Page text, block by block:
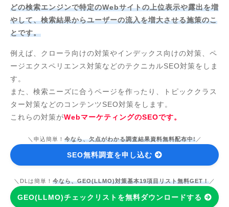
どの検索エンジンで特定のWebサイトの上位表示や露出を増
やして、検索結果からユーザーの流入を増大させる施策のこ
とです。
例えば、クローラ向けの対策やインデックス向けの対策、ペ
ージエクスペリエンス対策などのテクニカルSEO対策をしま
す。
また、検索ニーズに合うページを作ったり、トピッククラス
ター対策などのコンテンツSEO対策をします。
これらの対策がWebマーケティングのSEOです。
＼申込簡単！ 今なら、欠点がわかる調査結果資料無料配布中!／
SEO無料調査を申し込む
＼DLは簡単！ 今なら、GEO(LLMO)対策基本19項目リスト無料GET！ ／
GEO(LLMO)チェックリストを無料ダウンロードする